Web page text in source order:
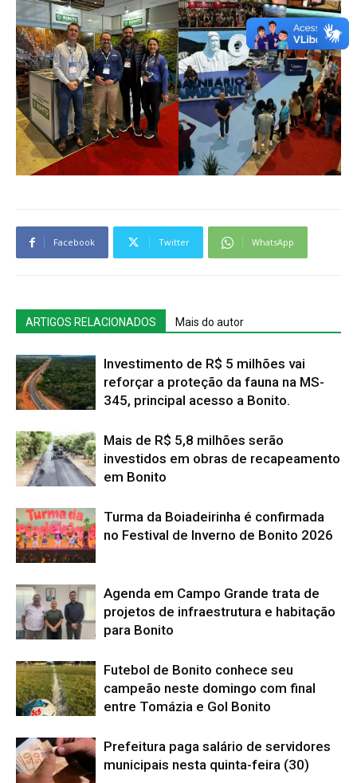
Facebook Twitter WhatsApp
ARTIGOS RELACIONADOS Mais do autor
Investimento de R$ 5 milhões vai
reforçar a proteção da fauna na MS-
345, principal acesso a Bonito.
Mais de R$ 5,8 milhões serão
investidos em obras de recapeamento
em Bonito
Turma da Boiadeirinha é confirmada
no Festival de Inverno de Bonito 2026
Agenda em Campo Grande trata de
projetos de infraestrutura e habitação
para Bonito
Futebol de Bonito conhece seu
campeão neste domingo com final
entre Tomázia e Gol Bonito
Prefeitura paga salário de servidores
municipais nesta quinta-feira (30)